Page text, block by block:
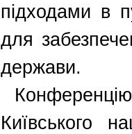
підходами в
для
держави.
Київського